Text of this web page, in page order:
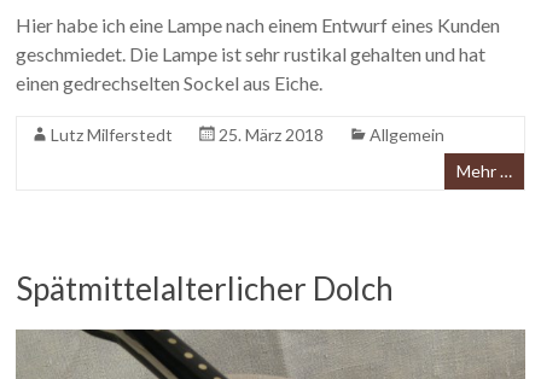
Hier habe ich eine Lampe nach einem Entwurf eines Kunden
geschmiedet. Die Lampe ist sehr rustikal gehalten und hat
einen gedrechselten Sockel aus Eiche.
Lutz Milferstedt 25. März 2018
Allgemein
Mehr …
Spätmittelalterlicher Dolch